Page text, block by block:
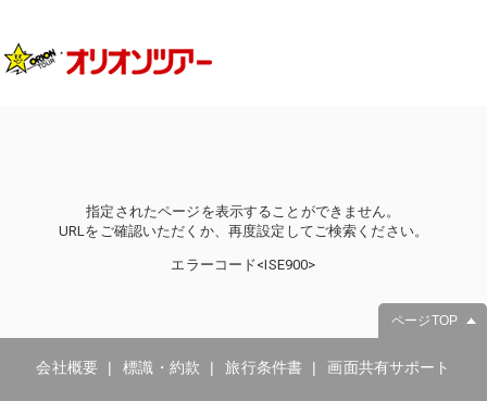
指定されたページを表示することができません。
URLをご確認いただくか、再度設定してご検索ください。
エラーコード<ISE900>
ページTOP
会社概要 標識・約款 旅行条件書 画面共有サポート